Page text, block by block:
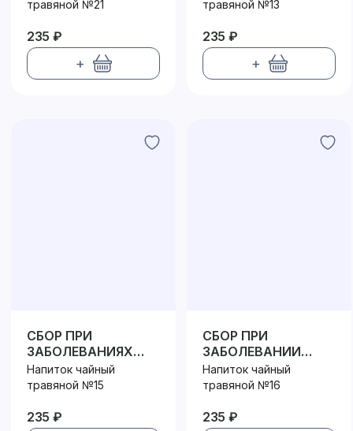
травяной №21
235 ₽
+
травяной №13
235 ₽
+
СБОР ПРИ
ЗАБОЛЕВАНИЯХ
ОРГАНОВ ДЫХАНИЯ
ОТХАРКИВАЮЩИЙ
Напиток чайный
травяной №15
235 ₽
СБОР ПРИ
ЗАБОЛЕВАНИИ
ОРГАНОВ ДЫХАНИЯ
(ПРИ СУХОМ
Напиток чайный
травяной №16
235 ₽